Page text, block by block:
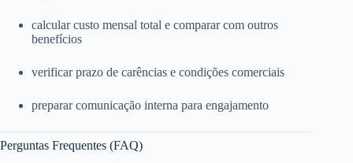
calcular custo mensal total e comparar com outros
benefícios
verificar prazo de carências e condições comerciais
preparar comunicação interna para engajamento
Perguntas Frequentes (FAQ)